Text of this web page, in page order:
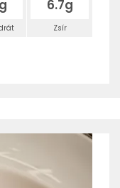
6.7g
Zsír